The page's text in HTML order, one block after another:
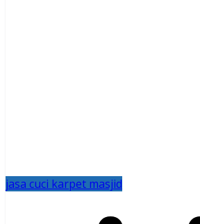
jasa cuci karpet masjid